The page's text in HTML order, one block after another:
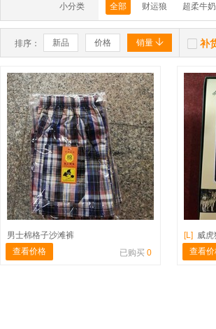
小分类 全部 财运狼 超柔牛
排序： 新品 价格 销量   补
男士棉格子沙滩裤
查看价格
已购买 0
[L] 威虎
查看